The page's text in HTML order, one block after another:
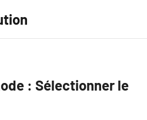
: Sélectionner le